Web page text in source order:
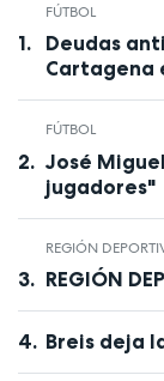
FÚTBOL
Deudas
Cartagena
FÚTBOL
José
jugadores"
REGIÓN
REGIÓN
Breis deja